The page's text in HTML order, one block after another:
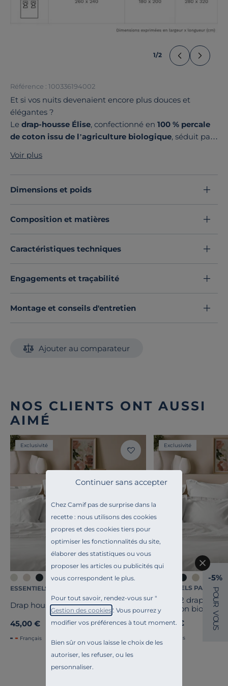
Chez Camif pas de surprise dans la
recette : nous utilisons des cookies
propres et des cookies tiers pour
optimiser les fonctionnalités du site,
élaborer des statistiques ou vous
proposer les articles ou publicités qui
vous correspondent le plus.
Pour tout savoir, rendez-vous sur "
Gestion des cookies". Vous pourrez y
modifier vos préférences à tout moment.
Bien sûr on vous laisse le choix de les
autoriser, les refuser, ou les
personnaliser.
Continuer sans accepter
1/2
Référence : 100336194002
Et si vos nuits devenaient encore plus douces et
élégantes ?
Le drap-housse Élise, confectionné en 100 % percale
de coton issu de l’agriculture biologique, séduit par
serré assure une sensation de douceur nuit après nuit.
Disponible dans unepalette de couleurs raffinées et
plusieurs dimensions
Craquez pour le charme de la percale de coton et
offrez à votre lit une touche de raffinement.
Découvrez toute notre sélection :
Voir plus
Dimensions et poids
Composition et matières
Caractéristiques techniques
Engagements et traçabilité
Montage et conseils d'entretien
Ajouter au comparateur
NOS CLIENTS ONT AUSSI
AIMÉ
Exclusivité
+4
ESSENTIELS PAR CAMIF
Drap housse coton bio Fil & Sens
45,00 €
Français
Exclusivité
ESSENTIELS PAR
Lot de 2 draps
cm coton bio Fil &
89,00 €
Français
-5%
P
O
U
R
V
O
U
S